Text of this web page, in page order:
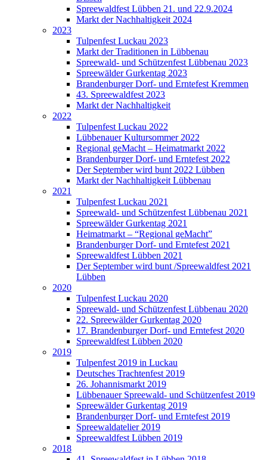
Spreewaldfest Lübben 21. und 22.9.2024
Markt der Nachhaltigkeit 2024
2023
Tulpenfest Luckau 2023
Markt der Traditionen in Lübbenau
Spreewald- und Schützenfest Lübbenau 2023
Spreewälder Gurkentag 2023
Brandenburger Dorf- und Erntefest Kremmen
43. Spreewaldfest 2023
Markt der Nachhaltigkeit
2022
Tulpenfest Luckau 2022
Lübbenauer Kultursommer 2022
Regional geMacht – Heimatmarkt 2022
Brandenburger Dorf- und Erntefest 2022
Der September wird bunt 2022 Lübben
Markt der Nachhaltigkeit Lübbenau
2021
Tulpenfest Luckau 2021
Spreewald- und Schützenfest Lübbenau 2021
Spreewälder Gurkentag 2021
Heimatmarkt – “Regional geMacht”
Brandenburger Dorf- und Erntefest 2021
Spreewaldfest Lübben 2021
Der September wird bunt /Spreewaldfest 2021
Lübben
2020
Tulpenfest Luckau 2020
Spreewald- und Schützenfest Lübbenau 2020
22. Spreewälder Gurkentag 2020
17. Brandenburger Dorf- und Erntefest 2020
Spreewaldfest Lübben 2020
2019
Tulpenfest 2019 in Luckau
Deutsches Trachtenfest 2019
26. Johannismarkt 2019
Lübbenauer Spreewald- und Schützenfest 2019
Spreewälder Gurkentag 2019
Brandenburger Dorf- und Erntefest 2019
Spreewaldatelier 2019
Spreewaldfest Lübben 2019
2018